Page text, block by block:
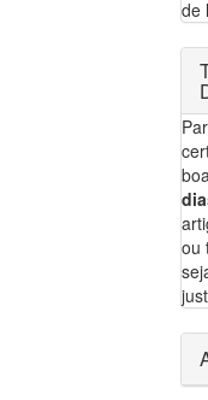
de
ou